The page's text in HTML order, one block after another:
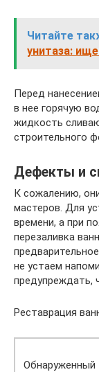
Читайте
унитаза:
Перед
в нее горячую
жидкость
строительного
Дефекты и
К сожалению,
мастеров. Для
времени, а при
перезаливка
не устаем
предупреждать,
Реставрация
Обнаруженный